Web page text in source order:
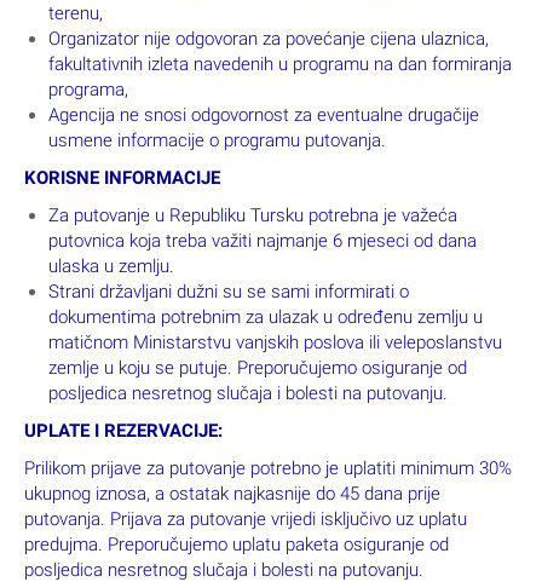
terenu,
Organizator nije odgovoran za povećanje cijena ulaznica,
fakultativnih izleta navedenih u programu na dan formiranja
programa,
Agencija ne snosi odgovornost za eventualne drugačije
usmene informacije o programu putovanja.
KORISNE INFORMACIJE
Za putovanje u Republiku Tursku potrebna je važeća
putovnica koja treba važiti najmanje 6 mjeseci od dana
ulaska u zemlju.
Strani državljani dužni su se sami informirati o
dokumentima potrebnim za ulazak u određenu zemlju u
matičnom Ministarstvu vanjskih poslova ili veleposlanstvu
zemlje u koju se putuje. Preporučujemo osiguranje od
posljedica nesretnog slučaja i bolesti na putovanju.
UPLATE I REZERVACIJE:
Prilikom prijave za putovanje potrebno je uplatiti minimum 30%
ukupnog iznosa, a ostatak najkasnije do 45 dana prije
putovanja. Prijava za putovanje vrijedi isključivo uz uplatu
predujma. Preporučujemo uplatu paketa osiguranje od
posljedica nesretnog slučaja i bolesti na putovanju.